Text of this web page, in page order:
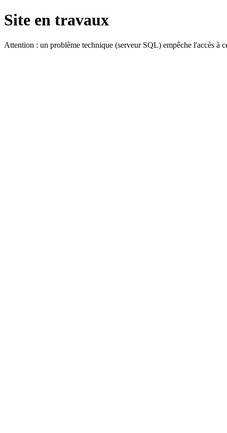
Site en travaux
Attention : un problème technique (serveur SQL) empêche l'accès à